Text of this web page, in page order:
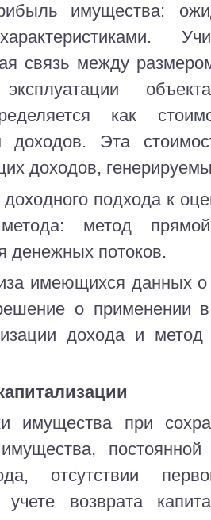
имущества:
связь между
как
Эта
доходов,
подхода к
метод
денежных потоков.
имеющихся данных о
о применении
дохода и
имущества при
имущества,
отсутствии
учете возврата